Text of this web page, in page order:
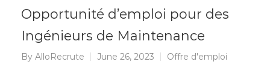
Opportunité d’emploi pour des
Ingénieurs de Maintenance
By AlloRecrute June 26, 2023 Offre d'emploi